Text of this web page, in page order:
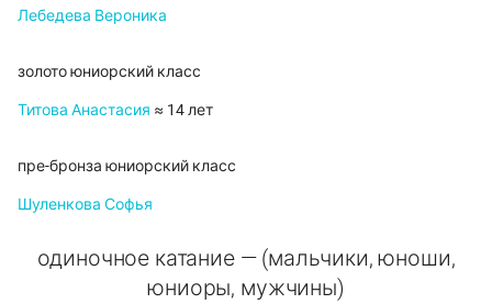
Лебедева Вероника
золото юниорский класс
Титова Анастасия ≈ 14 лет
пре-бронза юниорский класс
Шуленкова Софья
одиночное катание — (мальчики, юноши,
юниоры, мужчины)